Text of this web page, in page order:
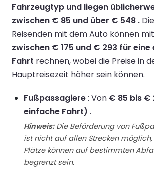
Fahrzeugtyp und liegen
zwischen € 85 und über € 548 .
Reisenden mit dem Auto können
zwischen € 175 und € 293 für eine
Fahrt rechnen, wobei die Preise in
Hauptreisezeit höher sein können.
Fußpassagiere: Von € 85 bis €
einfache Fahrt) .
Hinweis:Die Beförderung von
ist nicht auf allen Strecken
Plätze können auf bestimmten
begrenzt sein.